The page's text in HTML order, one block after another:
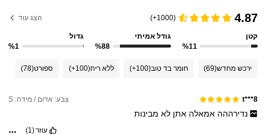
4.87
(1000+) הצג עוד
קטן
%11
גודל אמיתי
%88
גדול
%1
ירכש מחדש(69) חומר בד טוב(100+) ללא ריח(100+) ספורט(78)
t***8 צבע: אדום / מידה: S
נדירההה אמאלה אתן לא מבינות
עוזר(1)